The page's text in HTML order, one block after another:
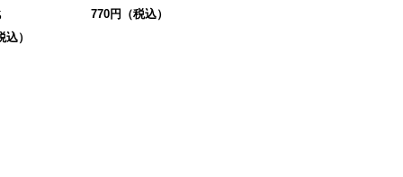
）
770円（税込）